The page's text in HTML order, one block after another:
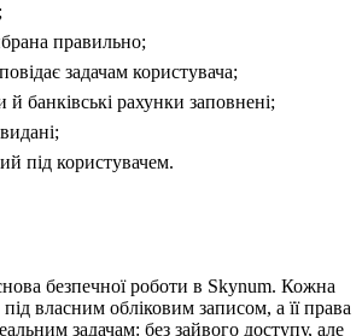
правильно;
задачам користувача;
й банківські рахунки заповнені;
під користувачем.
безпечної роботи в Skynum. Кожна
власним обліковим записом, а її права
задачам: без зайвого доступу, але